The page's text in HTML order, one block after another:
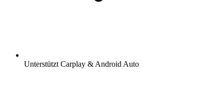
Unterstützt Carplay & Android Auto